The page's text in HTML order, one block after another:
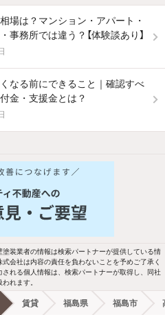
場は？マンション・アパート・
事務所では違う？【体験談あり】
なる前にできること｜確認すべ
金・支援金とは？
でいます！
2階以上
ペット相談
独立洗面台
都市ガス
装業者の情報は検索パートナーが提供している情
会社は内容の責任を負わないことを予めご了承く
れる個人情報は、検索パートナーが取得し、同社
れます。
賃貸 福島県 福島市